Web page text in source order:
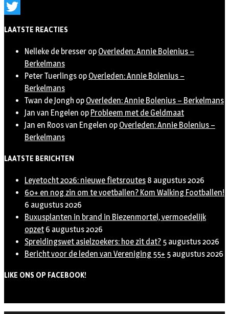
Instagram
LAATSTE REACTIES
Nelleke de bresser op Overleden: Annie Bolenius –
Berkelmans
Peter Tuerlings op Overleden: Annie Bolenius –
Berkelmans
Twan de Jongh op Overleden: Annie Bolenius – Berkelmans
Jan van Engelen op Probleem met de Geldmaat
Jan en Roos van Engelen op Overleden: Annie Bolenius –
Berkelmans
LAATSTE BERICHTEN
Leyetocht 2026: nieuwe fietsroutes 8 augustus 2026
60+ en nog zin om te voetballen? Kom Walking Footballen!
6 augustus 2026
Buxusplanten in brand in Biezenmortel, vermoedelijk
opzet 6 augustus 2026
Spreidingswet asielzoekers: hoe zit dat? 5 augustus 2026
Bericht voor de leden van Vereniging 55+ 5 augustus 2026
LIKE ONS OP FACEBOOK!